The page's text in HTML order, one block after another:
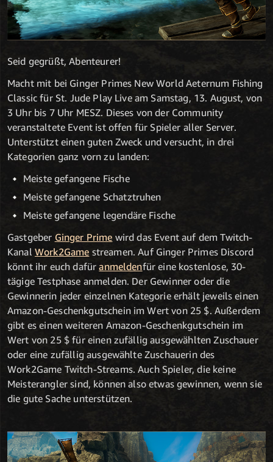
Seid gegrüßt, Abenteurer!
Macht mit bei Ginger Primes New World Aeternum Fishing
Classic für St. Jude Play Live am Samstag, 13. August, von
3 Uhr bis 7 Uhr MESZ. Dieses von der Community
veranstaltete Event ist offen für Spieler aller Server.
Unterstützt einen guten Zweck und versucht, in drei
Kategorien ganz vorn zu landen:
Meiste gefangene Fische
Meiste gefangene Schatztruhen
Meiste gefangene legendäre Fische
Gastgeber Ginger Prime wird das Event auf dem Twitch-
Kanal Work2Game streamen. Auf Ginger Primes Discord
könnt ihr euch dafüranmeldenfür eine kostenlose, 30-
tägige Testphase anmelden. Der Gewinner oder die
Gewinnerin jeder einzelnen Kategorie erhält jeweils einen
Amazon-Geschenkgutschein im Wert von 25 $. Außerdem
gibt es einen weiteren Amazon-Geschenkgutschein im
Wert von 25 $ für einen zufällig ausgewählten Zuschauer
oder eine zufällig ausgewählte Zuschauerin des
Work2Game Twitch-Streams. Auch Spieler, die keine
Meisterangler sind, können also etwas gewinnen, wenn sie
die gute Sache unterstützen.